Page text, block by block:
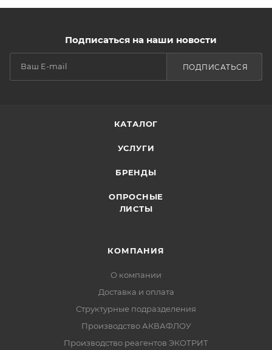
Подписаться на наши новости
ПОДПИСАТЬСЯ
КАТАЛОГ
УСЛУГИ
БРЕНДЫ
ОПРОСНЫЕ
ЛИСТЫ
КОМПАНИЯ
О компании
Доставка и оплата
Структурные подразделения
Производство АКВАФЛОУ
Производство реагентов ЭКОТРИТ